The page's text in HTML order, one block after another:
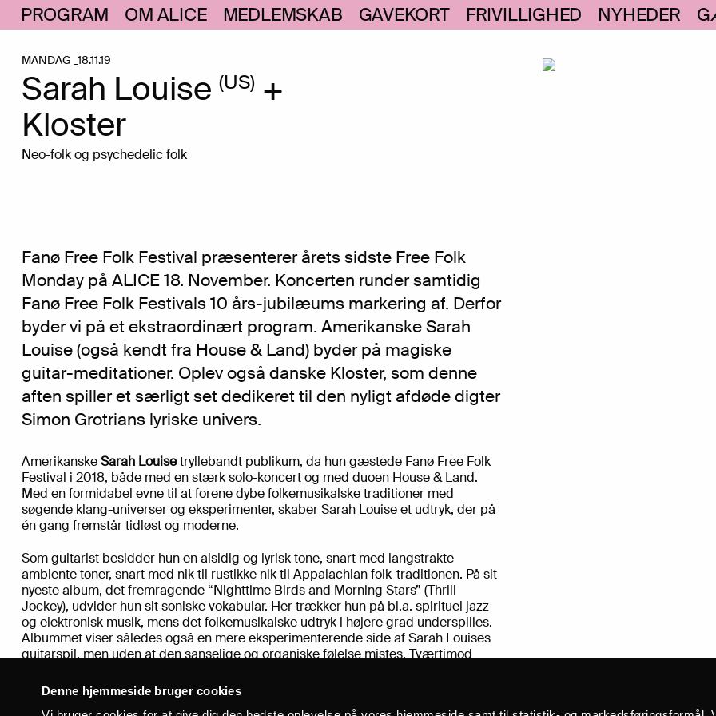
Denne hjemmeside bruger cookies
PROGRAM OM ALICE MEDLEMSKAB GAVEKORT FRIVILLIGHED NYHEDER
MANDAG _18.11.19
Sarah Louise (US)+
Kloster
Neo-folk og psychedelic folk
Fanø Free Folk Festival præsenterer årets sidste Free Folk
Monday på ALICE 18. November. Koncerten runder samtidig
Fanø Free Folk Festivals 10 års-jubilæums markering af. Derfor
byder vi på et ekstraordinært program. Amerikanske Sarah
Louise (også kendt fra House & Land) byder på magiske
guitar-meditationer. Oplev også danske Kloster, som denne
aften spiller et særligt set dedikeret til den nyligt afdøde digter
Simon Grotrians lyriske univers.
AmerikanskeSarah Louisetryllebandt publikum, da hun gæstede Fanø Free Folk
Festival i 2018, både med en stærk solo-koncert og med duoen House & Land.
Med en formidabel evne til at forene dybe folkemusikalske traditioner med
søgende klang-universer og eksperimenter, skaber Sarah Louise et udtryk, der på
én gang fremstår tidløst og moderne.
Som guitarist besidder hun en alsidig og lyrisk tone, snart med langstrakte
ambiente toner, snart med nik til rustikke nik til Appalachian folk-traditionen. På sit
nyeste album, det fremragende “Nighttime Birds and Morning Stars” (Thrill
Jockey), udvider hun sit soniske vokabular. Her trækker hun på bl.a. spirituel jazz
og elektronisk musik, mens det folkemusikalske udtryk i højere grad underspilles.
Albummet viser således også en mere eksperimenterende side af Sarah Louises
guitarspil, men uden at den sanselige og organiske følelse mistes. Tværtimod
musikalske meditationer, der dvæler ved naturen, landskaberne og den magiske
overgang mellem nat og dag.